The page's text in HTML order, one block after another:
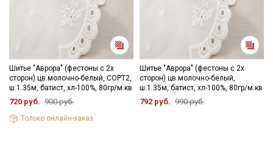
Шитье "Аврора" (фестоны с 2х
сторон) цв.молочно-белый, СОРТ2,
ш.1.35м, батист, хл-100%, 80гр/м.кв
720 руб. 900 руб.
Только онлайн-заказ
Шитье "Аврора" (фестоны с 2х
сторон) цв.молочно-белый,
ш.1.35м, батист, хл-100%, 80гр/м.кв
792 руб. 990 руб.